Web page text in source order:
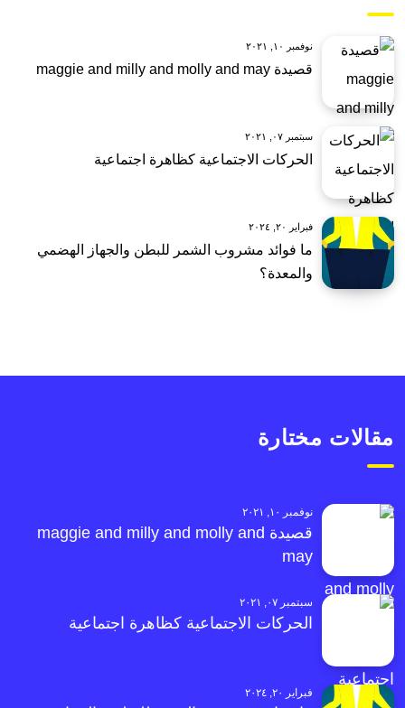
نوفمبر ١٠, ٢٠٢١
قصيدة maggie and milly and molly and may
سبتمبر ٠٧, ٢٠٢١
الحركات الاجتماعية كظاهرة اجتماعية
فبراير ٢٠, ٢٠٢٤
ما فوائد مشروب الشمر للبطن والجهاز الهضمي
والمعدة؟
مقالات مختارة
نوفمبر ١٠, ٢٠٢١
قصيدة maggie and milly and molly and
may
سبتمبر ٠٧, ٢٠٢١
الحركات الاجتماعية كظاهرة اجتماعية
فبراير ٢٠, ٢٠٢٤